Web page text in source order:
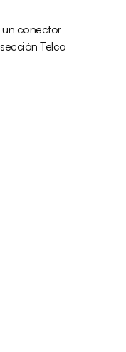
un conector
Telco